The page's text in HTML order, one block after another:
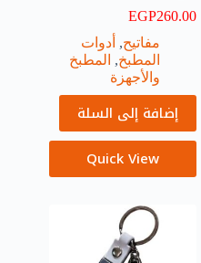
EGP260.00
مفاتيح, أدوات
المطبخ, المطبخ
والأجهزة
إضافة إلى السلة
Quick View